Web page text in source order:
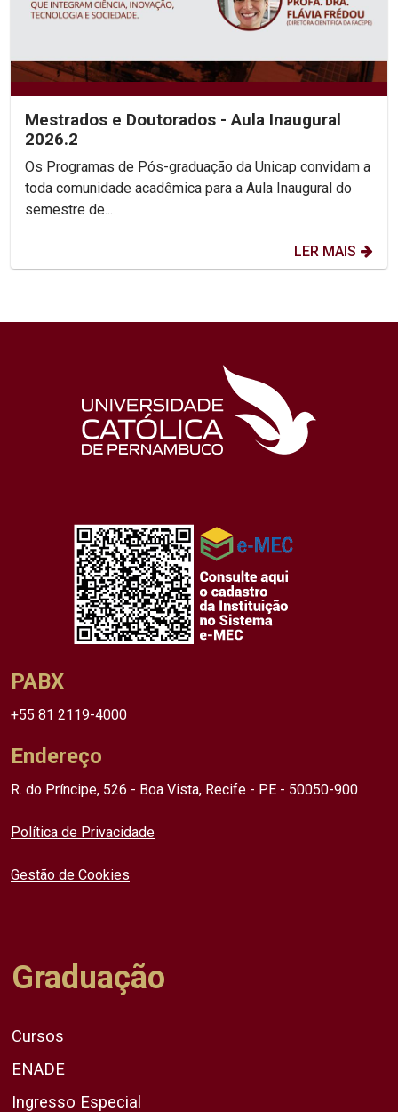
Mestrados e Doutorados - Aula Inaugural
2026.2
Os Programas de Pós-graduação da Unicap convidam a
toda comunidade acadêmica para a Aula Inaugural do
semestre de...
LER MAIS
PABX
+55 81 2119-4000
Endereço
R. do Príncipe, 526 - Boa Vista, Recife - PE - 50050-900
Política de Privacidade
Gestão de Cookies
Graduação
Cursos
ENADE
Ingresso Especial